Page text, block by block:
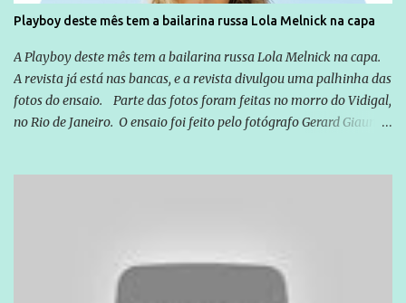
da Lava Jato, Reformas que podem retirar ou não direitos, ou
quem vai ser preso ou não; é preciso levar até as pessoas, do mais
simples ao mais burguês, o que diz a nossa Constituição, quais são
seus direitos e deveres em ...
Playboy deste mês tem a bailarina russa Lola Melnick na capa
A Playboy deste mês tem a bailarina russa Lola Melnick na capa.
A revista já está nas bancas, e a revista divulgou uma palhinha das
fotos do ensaio. Parte das fotos foram feitas no morro do Vidigal,
no Rio de Janeiro. O ensaio foi feito pelo fotógrafo Gerard Giaume